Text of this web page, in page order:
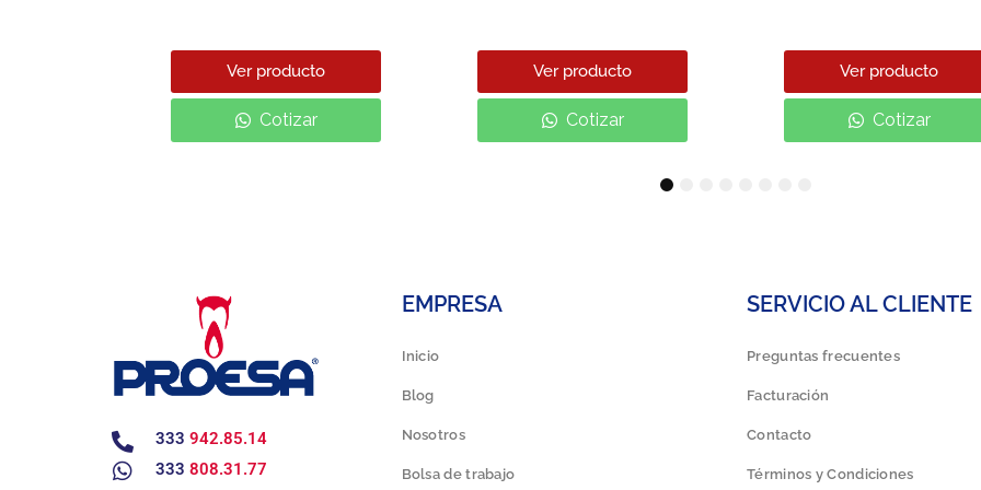
Ver producto
Cotizar
Ver producto
Cotizar
Ver producto
Cotizar
4
333 942.85.14
333 808.31.77
EMPRESA
Inicio
Blog
Nosotros
Bolsa de trabajo
SERVICIO AL CLIENTE
Preguntas frecuentes
Facturación
Contacto
Términos y Condiciones